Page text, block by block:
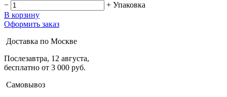
− + Упаковка
В корзину
Оформить заказ
Доставка по Москве
Послезавтра, 12 августа,
бесплатно от 3 000 руб.
Самовывоз